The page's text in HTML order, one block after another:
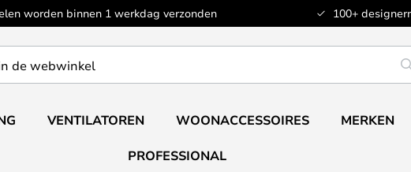
worden binnen 1 werkdag verzonden 100+
VENTILATOREN WOONACCESSOIRES MERKEN
PROFESSIONAL